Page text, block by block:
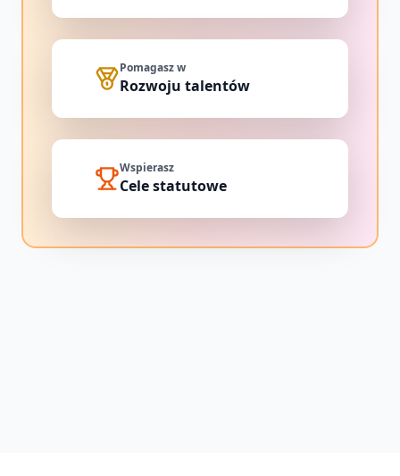
Pomagasz w
Rozwoju talentów
Wspierasz
Cele statutowe